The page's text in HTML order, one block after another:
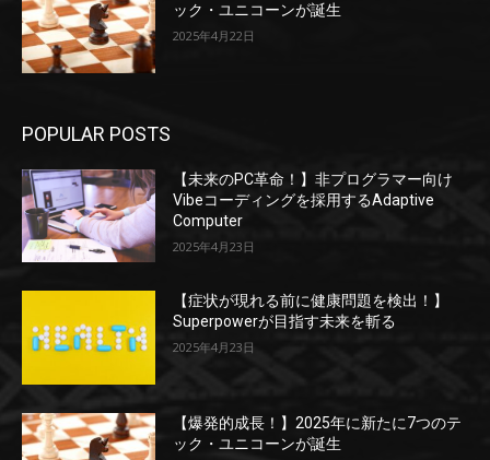
ック・ユニコーンが誕生
2025年4月22日
POPULAR POSTS
【未来のPC革命！】非プログラマー向け
Vibeコーディングを採用するAdaptive
Computer
2025年4月23日
【症状が現れる前に健康問題を検出！】
Superpowerが目指す未来を斬る
2025年4月23日
【爆発的成長！】2025年に新たに7つのテ
ック・ユニコーンが誕生